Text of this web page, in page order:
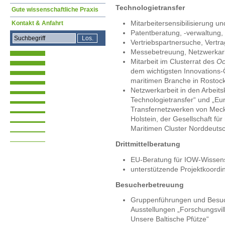
Technologietransfer
Mitarbeitersensibilisierung
Patentberatung, -
Vertriebspartnersuche,
Messebetreuung,
Mitarbeit im Clusterrat des
dem wichtigsten
maritimen Branche in
Netzwerkarbeit in den
Technologietransfer“ und
Transfernetzwerken von
Holstein, der Gesellschaft
Maritimen Cluster
Drittmittelberatung
EU-Beratung für IOW-
unterstützende
Besucherbetreuung
Gruppenführungen und
Ausstellungen
Unsere Baltische Pfütze“
Gute wissenschaftliche Praxis
Kontakt & Anfahrt